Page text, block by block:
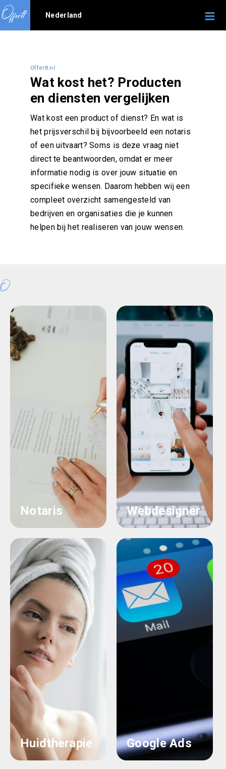
Nederland
Offertt.nl
Wat kost het? Producten
en diensten vergelijken
Wat kost een product of dienst? En wat is
het prijsverschil bij bijvoorbeeld een notaris
of een uitvaart? Soms is deze vraag niet
direct te beantwoorden, omdat er meer
informatie nodig is over jouw situatie en
specifieke wensen. Daarom hebben wij een
compleet overzicht samengesteld van
bedrijven en organisaties die je kunnen
helpen bij het realiseren van jouw wensen.
Notaris Webdesigner
Huidtherapie Google Ads